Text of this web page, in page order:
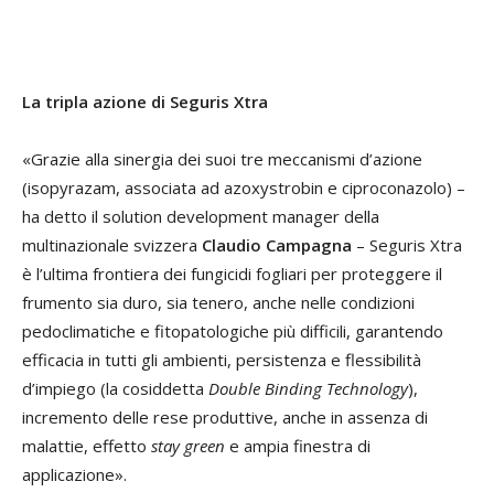
La tripla azione di Seguris Xtra
«Grazie alla sinergia dei suoi tre meccanismi d’azione
(isopyrazam, associata ad azoxystrobin e ciproconazolo) –
ha detto il solution development manager della
multinazionale svizzera Claudio Campagna – Seguris Xtra
è l’ultima frontiera dei fungicidi fogliari per proteggere il
frumento sia duro, sia tenero, anche nelle condizioni
pedoclimatiche e fitopatologiche più difficili, garantendo
efficacia in tutti gli ambienti, persistenza e flessibilità
d’impiego (la cosiddetta Double Binding Technology),
incremento delle rese produttive, anche in assenza di
malattie, effetto stay green e ampia finestra di
applicazione».